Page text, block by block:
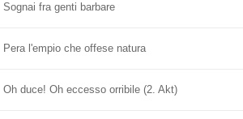
Sognai fra genti barbare
Pera l'empio che offese natura
Oh duce! Oh eccesso orribile (2. Akt)